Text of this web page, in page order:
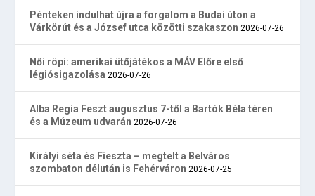
Pénteken indulhat újra a forgalom a Budai úton a
Várkörút és a József utca közötti szakaszon 2026-07-26
Női röpi: amerikai ütőjátékos a MÁV Előre első
légiósigazolása 2026-07-26
Alba Regia Feszt augusztus 7-től a Bartók Béla téren
és a Múzeum udvarán 2026-07-26
Királyi séta és Fieszta – megtelt a Belváros
szombaton délután is Fehérváron 2026-07-25